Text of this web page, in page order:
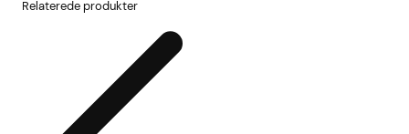
Relaterede produkter